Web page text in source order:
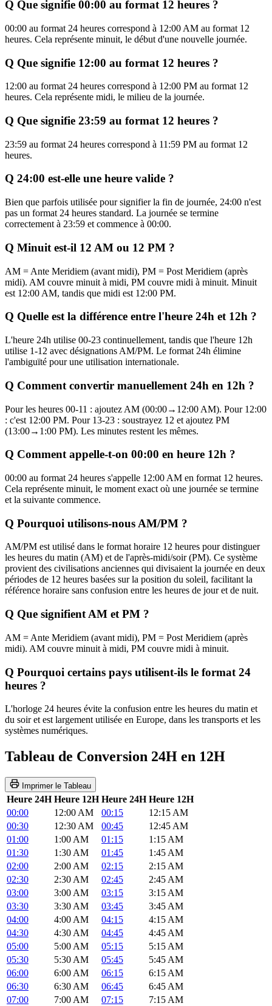
Q Que signifie 00:00 au format 12 heures ?
00:00 au format 24 heures correspond à 12:00 AM au format 12
heures. Cela représente minuit, le début d'une nouvelle journée.
Q Que signifie 12:00 au format 12 heures ?
12:00 au format 24 heures correspond à 12:00 PM au format 12
heures. Cela représente midi, le milieu de la journée.
Q Que signifie 23:59 au format 12 heures ?
23:59 au format 24 heures correspond à 11:59 PM au format 12
heures.
Q 24:00 est-elle une heure valide ?
Bien que parfois utilisée pour signifier la fin de journée, 24:00 n'est
pas un format 24 heures standard. La journée se termine
correctement à 23:59 et commence à 00:00.
Q Minuit est-il 12 AM ou 12 PM ?
AM = Ante Meridiem (avant midi), PM = Post Meridiem (après
midi). AM couvre minuit à midi, PM couvre midi à minuit. Minuit
est 12:00 AM, tandis que midi est 12:00 PM.
Q Quelle est la différence entre l'heure 24h et 12h ?
L'heure 24h utilise 00-23 continuellement, tandis que l'heure 12h
utilise 1-12 avec désignations AM/PM. Le format 24h élimine
l'ambiguïté pour une utilisation internationale.
Q Comment convertir manuellement 24h en 12h ?
Pour les heures 00-11 : ajoutez AM (00:00→12:00 AM). Pour 12:00
: c'est 12:00 PM. Pour 13-23 : soustrayez 12 et ajoutez PM
(13:00→1:00 PM). Les minutes restent les mêmes.
Q Comment appelle-t-on 00:00 en heure 12h ?
00:00 au format 24 heures s'appelle 12:00 AM en format 12 heures.
Cela représente minuit, le moment exact où une journée se termine
et la suivante commence.
Q Pourquoi utilisons-nous AM/PM ?
AM/PM est utilisé dans le format horaire 12 heures pour distinguer
les heures du matin (AM) et de l'après-midi/soir (PM). Ce système
provient des civilisations anciennes qui divisaient la journée en deux
périodes de 12 heures basées sur la position du soleil, facilitant la
référence horaire sans confusion entre les heures de jour et de nuit.
Q Que signifient AM et PM ?
AM = Ante Meridiem (avant midi), PM = Post Meridiem (après
midi). AM couvre minuit à midi, PM couvre midi à minuit.
Q Pourquoi certains pays utilisent-ils le format 24
heures ?
L'horloge 24 heures évite la confusion entre les heures du matin et
du soir et est largement utilisée en Europe, dans les transports et les
systèmes numériques.
Tableau de Conversion 24H en 12H
Imprimer le Tableau
Heure 24H Heure 12H Heure 24H Heure 12H
00:00
12:00 AM 00:15
12:15 AM
00:30
12:30 AM 00:45
12:45 AM
01:00
1:00 AM 01:15
1:15 AM
01:30
1:30 AM 01:45
1:45 AM
02:00
2:00 AM 02:15
2:15 AM
02:30
2:30 AM 02:45
2:45 AM
03:00
3:00 AM 03:15
3:15 AM
03:30
3:30 AM 03:45
3:45 AM
04:00
4:00 AM 04:15
4:15 AM
04:30
4:30 AM 04:45
4:45 AM
05:00
5:00 AM 05:15
5:15 AM
05:30
5:30 AM 05:45
5:45 AM
06:00
6:00 AM 06:15
6:15 AM
06:30
6:30 AM 06:45
6:45 AM
07:00
7:00 AM 07:15
7:15 AM